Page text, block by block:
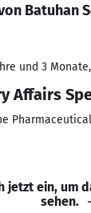
Batuhan
und 3
Affairs
jetzt ein, um
sehen.